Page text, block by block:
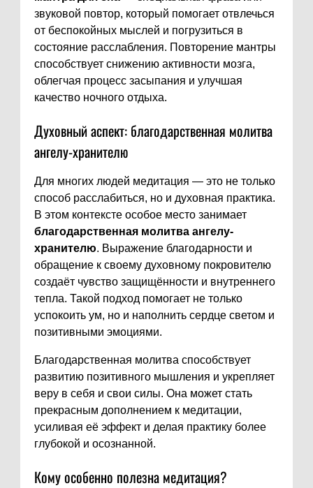
звуковой повтор, который помогает отвлечься
от беспокойных мыслей и погрузиться в
состояние расслабления. Повторение мантры
способствует снижению активности мозга,
облегчая процесс засыпания и улучшая
качество ночного отдыха.
Духовный аспект: благодарственная молитва
ангелу-хранителю
Для многих людей медитация — это не только
способ расслабиться, но и духовная практика.
В этом контексте особое место занимает
благодарственная молитва ангелу-
хранителю. Выражение благодарности и
обращение к своему духовному покровителю
создаёт чувство защищённости и внутреннего
тепла. Такой подход помогает не только
успокоить ум, но и наполнить сердце светом и
позитивными эмоциями.
Благодарственная молитва способствует
развитию позитивного мышления и укрепляет
веру в себя и свои силы. Она может стать
прекрасным дополнением к медитации,
усиливая её эффект и делая практику более
глубокой и осознанной.
Кому особенно полезна медитация?